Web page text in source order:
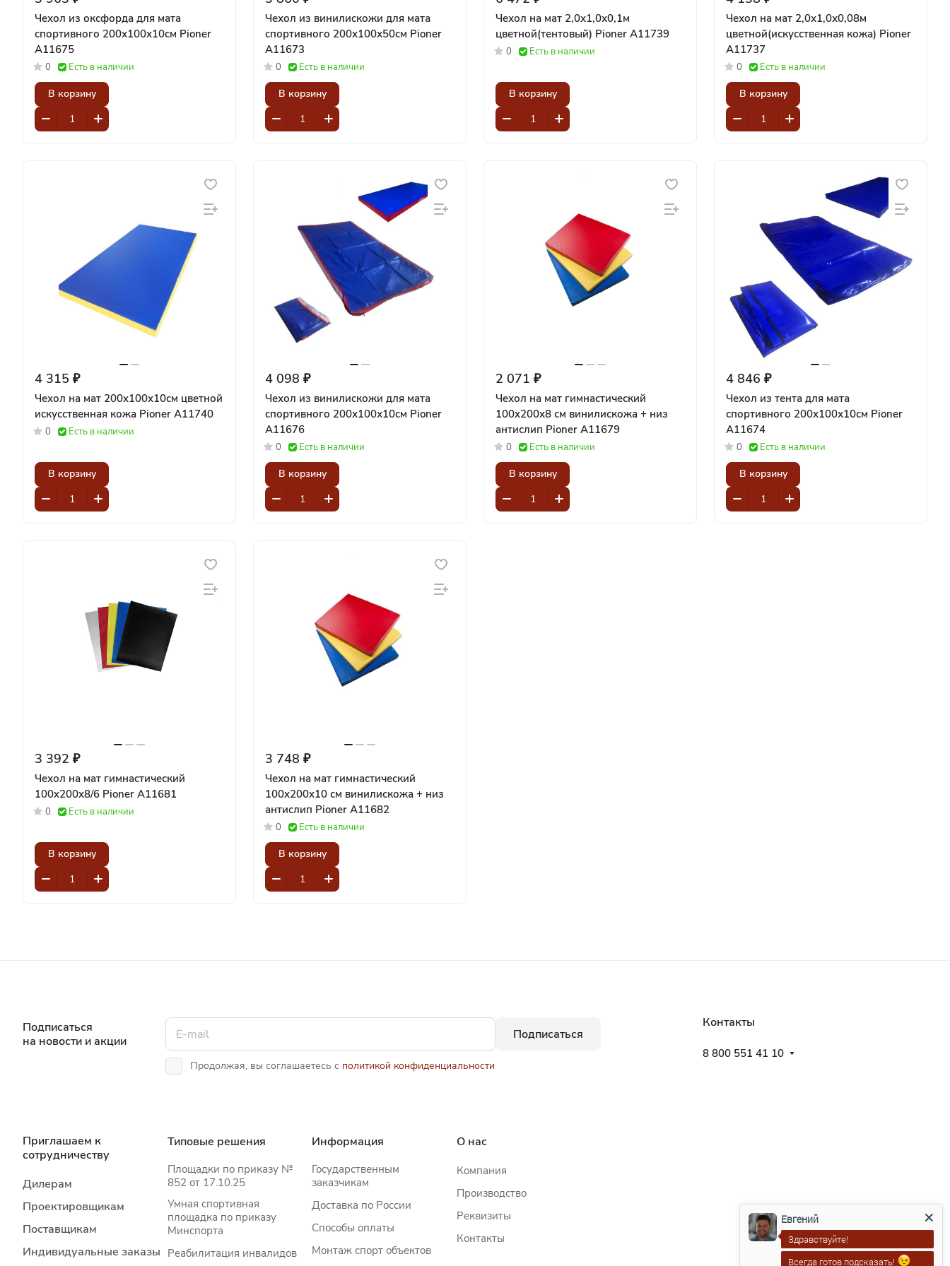
Чехол из оксфорда для мата
спортивного 200х100х10см Pioner
A11675
0 Есть в наличии
В корзину
Чехол из винилискожи для мата
спортивного 200х100х50см Pioner
A11673
0 Есть в наличии
В корзину
Чехол на мат 2,0х1,0х0,1м
цветной(тентовый) Pioner A11739
0 Есть в наличии
В корзину
Чехол на мат 2,0х1,0х0,08м
цветной(искусственная кожа) Pioner
A11737
0 Есть в наличии
В корзину
4 315 ₽
Чехол на мат 200x100x10см цветной
искусственная кожа Pioner A11740
0 Есть в наличии
В корзину
4 098 ₽
Чехол из винилискожи для мата
спортивного 200х100х10см Pioner
A11676
0 Есть в наличии
В корзину
2 071 ₽
Чехол на мат гимнастический
100x200x8 см винилискожа + низ
антислип Pioner A11679
0 Есть в наличии
В корзину
4 846 ₽
Чехол из тента для мата
спортивного 200х100х10см Pioner
A11674
0 Есть в наличии
В корзину
3 392 ₽
Чехол на мат гимнастический
100x200x8/6 Pioner A11681
0 Есть в наличии
В корзину
3 748 ₽
Чехол на мат гимнастический
100x200x10 см винилискожа + низ
антислип Pioner A11682
0 Есть в наличии
В корзину
Подписаться
на новости и акции
Подписаться
Продолжая, вы соглашаетесь с политикой конфиденциальности
Приглашаем к
сотрудничеству
Дилерам
Проектировщикам
Поставщикам
Индивидуальные заказы
Типовые решения
Площадки по приказу №
852 от 17.10.25
Умная спортивная
площадка по приказу
Минспорта
Реабилитация инвалидов
Информация
Государственным
заказчикам
Доставка по России
Способы оплаты
Монтаж спорт объектов
О нас
Компания
Производство
Реквизиты
Контакты
Контакты
8 800 551 41 10
Евгений
Здравствуйте!
Всегда готов подсказать!